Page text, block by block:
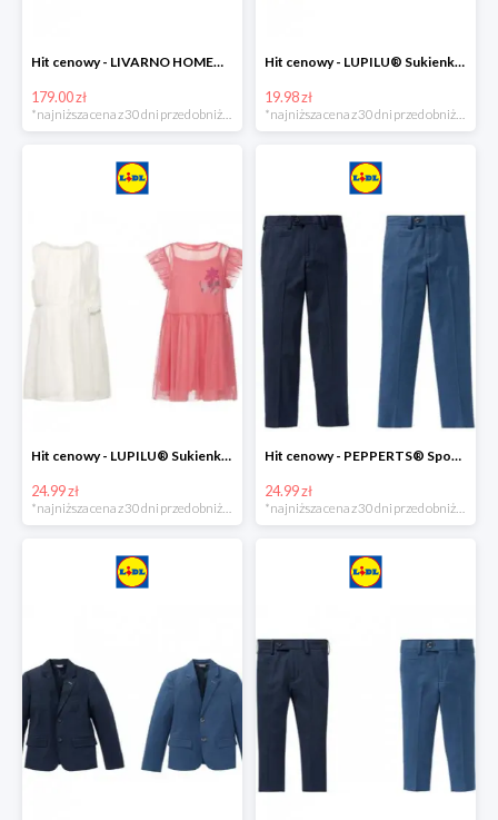
Hit cenowy - LIVARNO HOME® Stolik i 2 krzesełka dla dzieci
179.00 zł
Hit cenowy - LUPILU® Sukienka niemowlęca
19.98 zł
Hit cenowy - LUPILU® Sukienka dziewczęca
24.99 zł
Hit cenowy - PEPPERTS® Spodnie garniturowe młodzieżowe
24.99 zł